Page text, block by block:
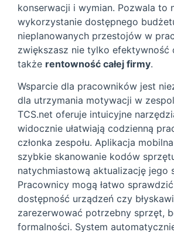
konserwacji i wymian. Pozwala to
wykorzystanie dostępnego
nieplanowanych przestojów w
zwiększasz nie tylko efektywność
także rentowność całej firmy.
Wsparcie dla pracowników jest
dla utrzymania motywacji w
TCS.net oferuje intuicyjne
widocznie ułatwiają codzienną
członka zespołu. Aplikacja
szybkie skanowanie kodów
natychmiastową aktualizację jego
Pracownicy mogą łatwo
dostępność urządzeń czy
zarezerwować potrzebny sprzęt,
formalności. System